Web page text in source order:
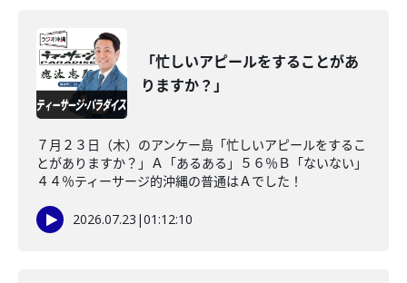
「忙しいアピールをすることがあ
りますか？」
７月２３日（木）のアンケー島「忙しいアピールをするこ
とがありますか？」Ａ「あるある」５６％Ｂ「ないない」
４４％ティーサージ的沖縄の普通はＡでした！
2026.07.23 |01:12:10